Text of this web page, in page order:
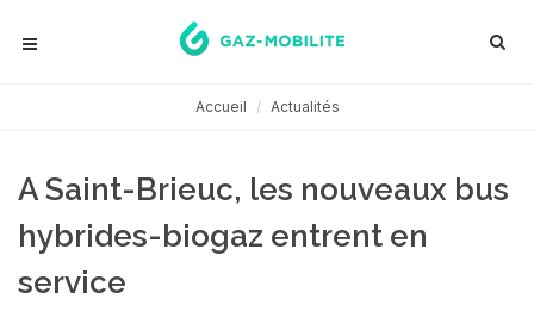
Accueil Actualités
A Saint-Brieuc, les nouveaux bus
hybrides-biogaz entrent en
service